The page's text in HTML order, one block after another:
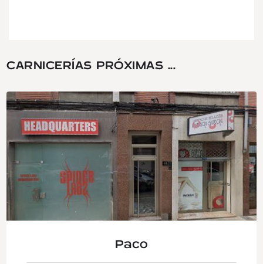
CARNICERÍAS PRÓXIMAS ...
Paco